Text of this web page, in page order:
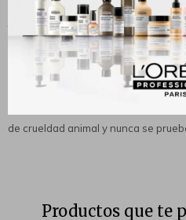
mezcla de manteca de Murumuru,
Tucuma del Amazonas rico en
está repleto de ácidos grasos
suavizan, acondicionan e hidratan.
Libre de crueldad: todas las bases,
de crueldad animal y nunca se
Productos que te